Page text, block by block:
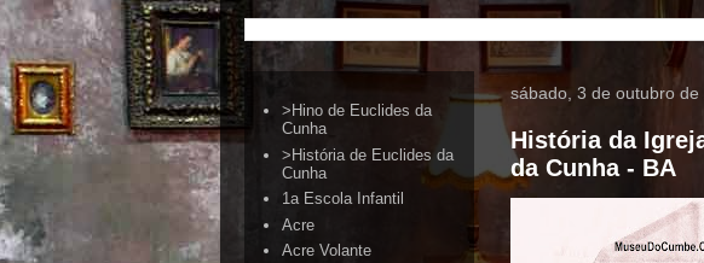
sábado, 3 de outubro de
História da
da Cunha - BA
>Hino de Euclides da
Cunha
>História de Euclides da
Cunha
1a Escola Infantil
Acre
Acre Volante